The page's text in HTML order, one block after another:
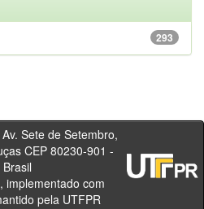
293
de Setembro,
CEP 80230-901 -
PR - Brasil
implementado com
pela UTFPR